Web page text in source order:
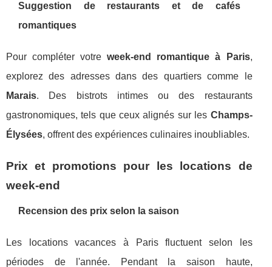
Suggestion de restaurants et de cafés
romantiques
Pour compléter votreweek-end romantique à Paris,
explorez des adresses dans des quartiers comme le
Marais. Des bistrots intimes ou des restaurants
gastronomiques, tels que ceux alignés sur les Champs-
Élysées, offrent des expériences culinaires inoubliables.
Prix et promotions pour les locations de
week-end
Recension des prix selon la saison
Les locations vacances à Paris fluctuent selon les
périodes de l'année. Pendant la saison haute,